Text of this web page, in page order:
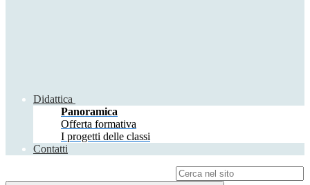
Didattica
Panoramica
Offerta formativa
I progetti delle classi
Contatti